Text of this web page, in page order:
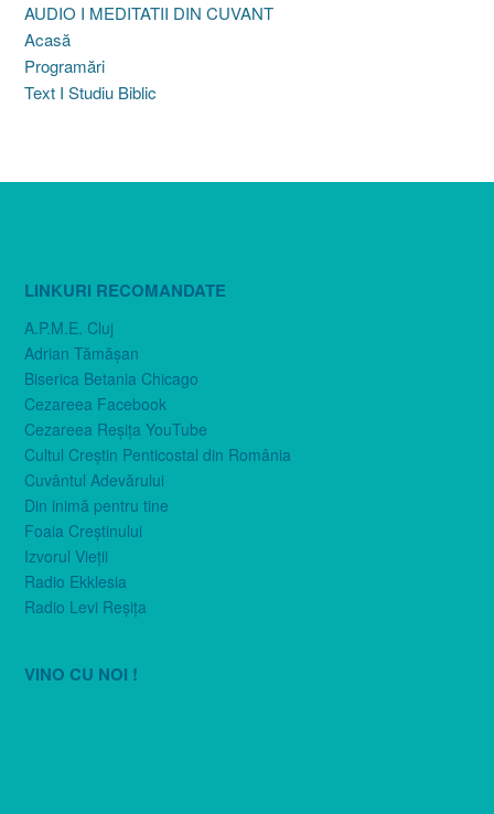
AUDIO I MEDITATII DIN CUVANT
Acasă
Programări
Text I Studiu Biblic
LINKURI RECOMANDATE
A.P.M.E. Cluj
Adrian Tămăşan
Biserica Betania Chicago
Cezareea Facebook
Cezareea Reşiţa YouTube
Cultul Creştin Penticostal din România
Cuvântul Adevărului
Din inimă pentru tine
Foaia Creştinului
Izvorul Vieţii
Radio Ekklesia
Radio Levi Reşiţa
VINO CU NOI !